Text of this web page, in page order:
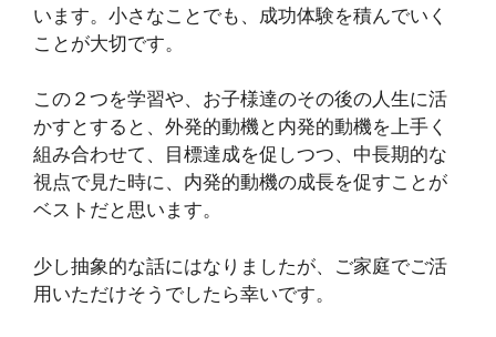
います。小さなことでも、成功体験を積んでいく
ことが大切です。
この２つを学習や、お子様達のその後の人生に活
かすとすると、外発的動機と内発的動機を上手く
組み合わせて、目標達成を促しつつ、中長期的な
視点で見た時に、内発的動機の成長を促すことが
ベストだと思います。
少し抽象的な話にはなりましたが、ご家庭でご活
用いただけそうでしたら幸いです。